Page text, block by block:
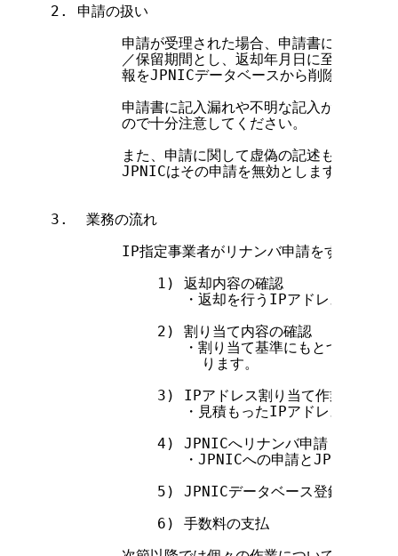
2. 申請の扱い
申請が受理された場合、申請書に記述され
／保留期間とし、返却年月日に至った日に
報をJPNICデータベースから削除し、割り
申請書に記入漏れや不明な記入があった場
        ので十分注意してください。
また、申請に関して虚偽の記述もしくは虚
        JPNICはその申請を無効とします。
3.  業務の流れ
IP指定事業者がリナンバ申請をする際に行
            1) 返却内容の確認
・返却を行うIPアドレスの情報
            2) 割り当て内容の確認
・割り当て基準にもとづいて、実
                 ります。
            3) IPアドレス割り当て作業
・見積もったIPアドレスを割り
            4) JPNICへリナンバ申請
・JPNICへの申請とJPNICデータ
5) JPNICデータベース登録情報の
            6) 手数料の支払